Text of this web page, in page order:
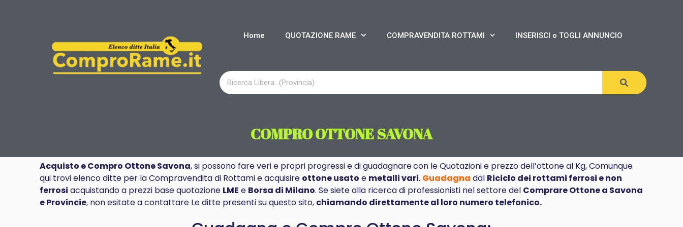
Home QUOTAZIONE RAME COMPRAVENDITA ROTTAMI INSERISCI o TOGLI ANNUNCIO
COMPRO OTTONE SAVONA
Acquisto e Compro Ottone Savona, si possono fare veri e propri progressi e diguadagnarecon le Quotazioni e prezzo dell’ottone al Kg, Comunque
qui trovi elenco ditte per la Compravendita di Rottami e acquisire ottone usato e metalli vari. Guadagna dal Riciclo dei rottami ferrosi e non
ferrosi acquistando a prezzi base quotazione LME e Borsa di Milano. Se siete alla ricerca di professionisti nel settore del ComprareOttone a Savona
e Provincie, non esitate a contattare Le ditte presenti su questo sito, chiamando direttamente al loro numero telefonico.